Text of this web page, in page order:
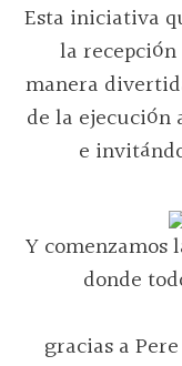
Esta iniciativa
la
manera
de la ejecución
e
Y comenzamos
donde
gracias a